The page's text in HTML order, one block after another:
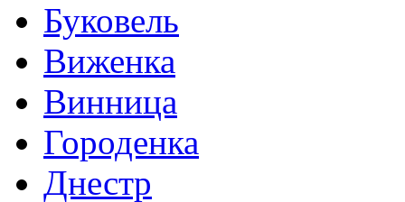
Буковель
Виженка
Винница
Городенка
Днестр